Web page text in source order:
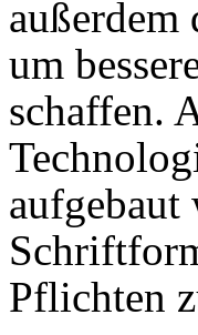
außerdem
um
schaffen.
Pflichten